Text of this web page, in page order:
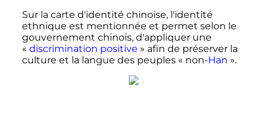
Sur la carte d'identité chinoise, l'identité
ethnique est mentionnée et permet selon le
gouvernement chinois, d'appliquer une
« discrimination positive » afin de préserver la
culture et la langue des peuples « non-Han ».